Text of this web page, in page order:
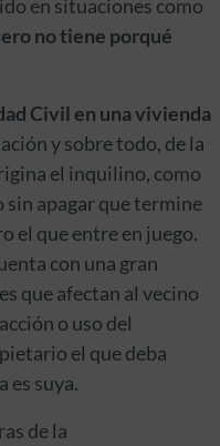
en situaciones como
no tiene porqué
Civil en una vivienda
y sobre todo, de la
el inquilino, como
sin apagar que termine
el que entre en juego.
con una gran
que afectan al vecino
o uso del
el que deba
es suya.
de la